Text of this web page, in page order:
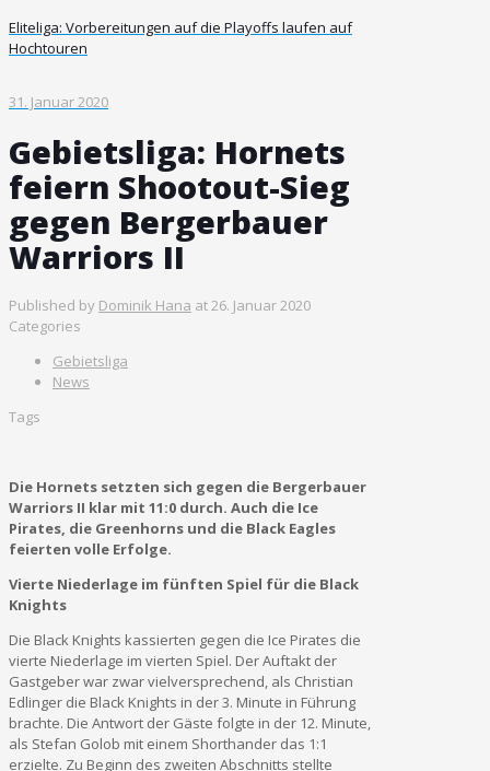
Eliteliga: Vorbereitungen auf die Playoffs laufen auf
Hochtouren
31. Januar 2020
Gebietsliga: Hornets
feiern Shootout-Sieg
gegen Bergerbauer
Warriors II
Published by Dominik Hana at26. Januar 2020
Categories
Gebietsliga
News
Tags
Die Hornets setzten sich gegen die Bergerbauer
Warriors II klar mit 11:0 durch. Auch die Ice
Pirates, die Greenhorns und die Black Eagles
feierten volle Erfolge.
Vierte Niederlage im fünften Spiel für die Black
Knights
Die Black Knights kassierten gegen die Ice Pirates die
vierte Niederlage im vierten Spiel. Der Auftakt der
Gastgeber war zwar vielversprechend, als Christian
Edlinger die Black Knights in der 3. Minute in Führung
brachte. Die Antwort der Gäste folgte in der 12. Minute,
als Stefan Golob mit einem Shorthander das 1:1
erzielte. Zu Beginn des zweiten Abschnitts stellte